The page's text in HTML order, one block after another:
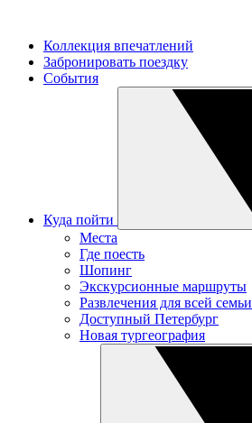
Коллекция впечатлений
Забронировать поездку
События
Куда пойти
Места
Где поесть
Шопинг
Экскурсионные маршруты
Развлечения для всей семьи
Доступный Петербург
Новая тургеография